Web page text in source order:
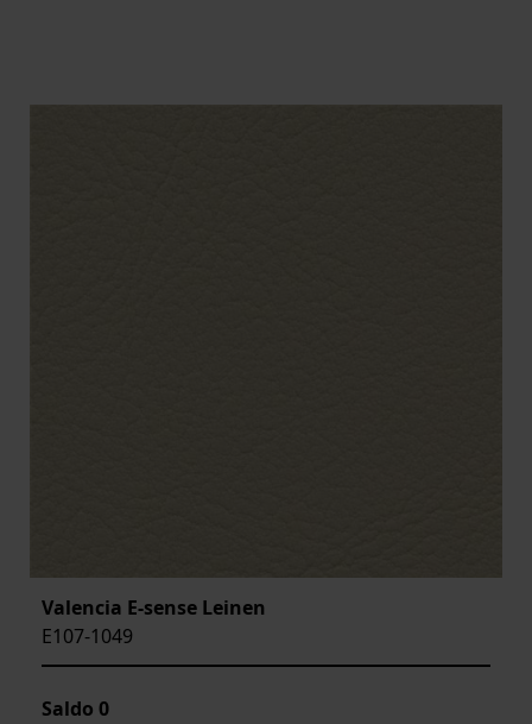
Valencia E-sense Leinen
E107-1049
Saldo 0